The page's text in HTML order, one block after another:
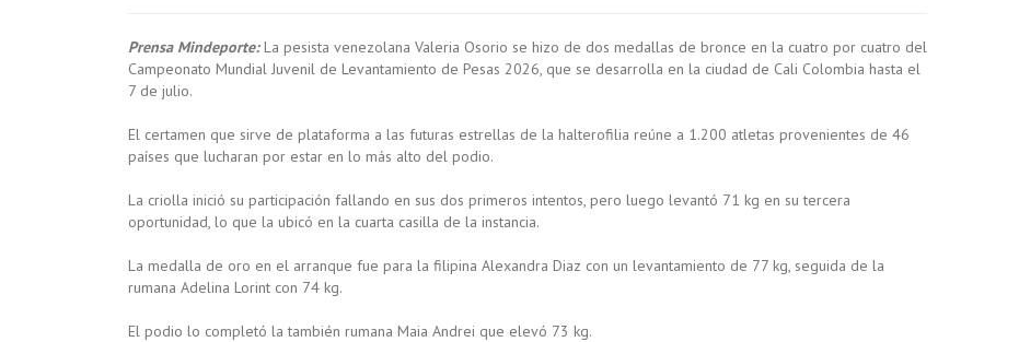
Prensa Mindeporte:La pesista venezolana Valeria Osorio se hizo de dos medallas de bronce en la cuatro por cuatro del
Campeonato Mundial Juvenil de Levantamiento de Pesas 2026, que se desarrolla en la ciudad de Cali Colombia hasta el
7 de julio.
El certamen que sirve de plataforma a las futuras estrellas de la halterofilia reúne a 1.200 atletas provenientes de 46
países que lucharan por estar en lo más alto del podio.
La criolla inició su participación fallando en sus dos primeros intentos, pero luego levantó 71 kg en su tercera
oportunidad, lo que la ubicó en la cuarta casilla de la instancia.
La medalla de oro en el arranque fue para la filipina Alexandra Diaz con un levantamiento de 77 kg, seguida de la
rumana Adelina Lorint con 74 kg.
El podio lo completó la también rumana Maia Andrei que elevó 73 kg.